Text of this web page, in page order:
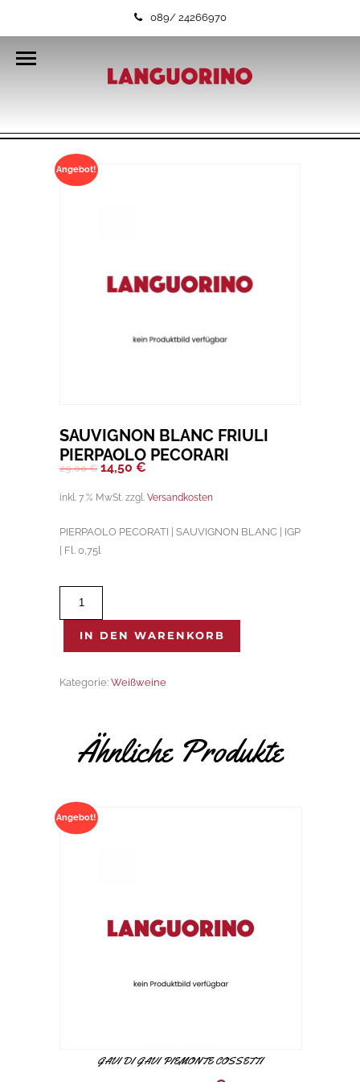
089/ 24266970
Angebot!
SAUVIGNON BLANC FRIULI
PIERPAOLO PECORARI
29,00€ Ursprünglicher
29,00 €
14,50 €
14,50 €.
inkl. 7 % MwSt. zzgl. Versandkosten
PIERPAOLO PECORATI | SAUVIGNON BLANC | IGP
| Fl. 0,75l
FRIULI
PIERPAOLO
Menge
IN DEN WARENKORB
Kategorie: Weißweine
Ähnliche Produkte
Angebot!
GAVI DI GAVI PIEMONTE COSSETTI